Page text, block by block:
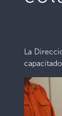
La